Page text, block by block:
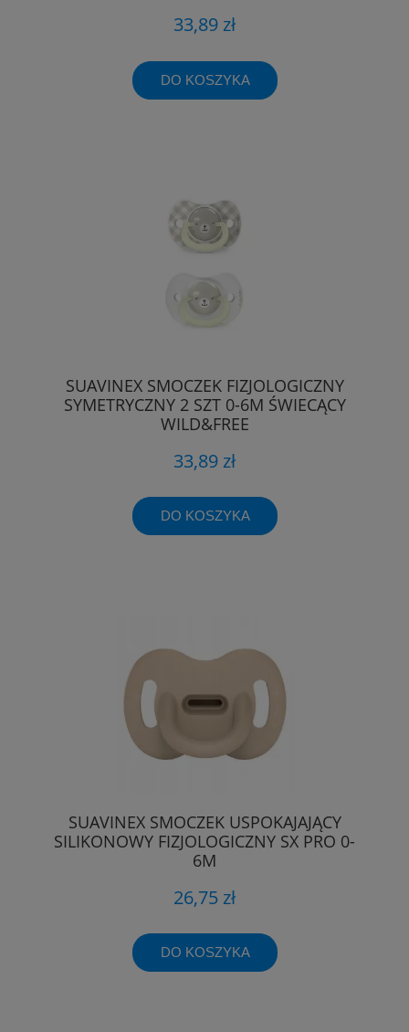
33,89 zł
DO KOSZYKA
SUAVINEX SMOCZEK FIZJOLOGICZNY
SYMETRYCZNY 2 SZT 0-6M ŚWIECĄCY
WILD&FREE
33,89 zł
DO KOSZYKA
SUAVINEX SMOCZEK USPOKAJAJĄCY
SILIKONOWY FIZJOLOGICZNY SX PRO 0-
6M
26,75 zł
DO KOSZYKA